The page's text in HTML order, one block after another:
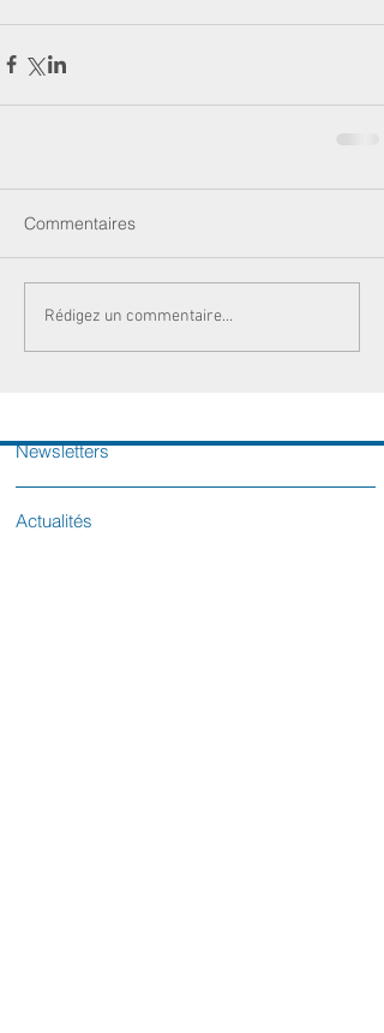
Commentaires
Rédigez un commentaire...
Newsletters
Actualités